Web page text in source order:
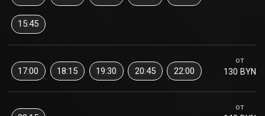
15:45
от
130 BYN
17:00 18:15 19:30 20:45 22:00
от